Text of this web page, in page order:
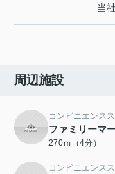
当
周辺施設
コンビニエンス
ファミリーマ
270ｍ（4分）
コンビニエンス